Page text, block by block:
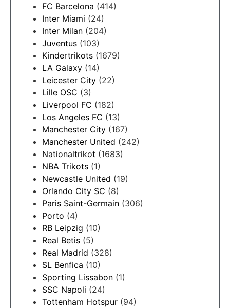
FC Barcelona (414)
Inter Miami (24)
Inter Milan (204)
Juventus (103)
Kindertrikots (1679)
LA Galaxy (14)
Leicester City (22)
Lille OSC (3)
Liverpool FC (182)
Los Angeles FC (13)
Manchester City (167)
Manchester United (242)
Nationaltrikot (1683)
NBA Trikots (1)
Newcastle United (19)
Orlando City SC (8)
Paris Saint-Germain (306)
Porto (4)
RB Leipzig (10)
Real Betis (5)
Real Madrid (328)
SL Benfica (10)
Sporting Lissabon (1)
SSC Napoli (24)
Tottenham Hotspur (94)